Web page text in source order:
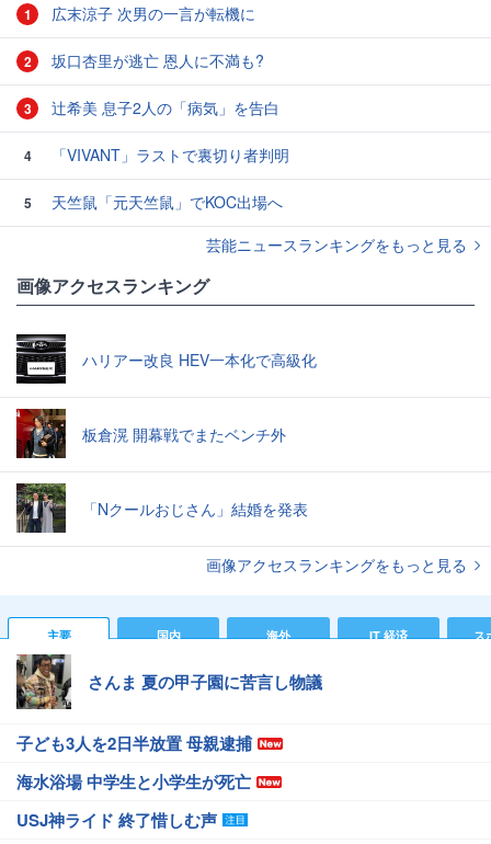
1 広末涼子 次男の一言が転機に
2 坂口杏里が逃亡 恩人に不満も?
3 辻希美 息子2人の「病気」を告白
4 「VIVANT」ラストで裏切り者判明
5
天竺鼠「元天竺鼠」でKOC出場へ
芸能ニュースランキングをもっと見る
画像アクセスランキング
ハリアー改良 HEV一本化で高級化
板倉滉 開幕戦でまたベンチ外
「Nクールおじさん」結婚を発表
画像アクセスランキングをもっと見る
主要 国内 海外 IT 経済 ス
さんま 夏の甲子園に苦言し物議
子ども3人を2日半放置 母親逮捕
海水浴場 中学生と小学生が死亡
USJ神ライド 終了惜しむ声